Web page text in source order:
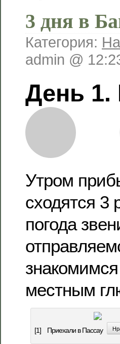
3 дня в
Категория:
admin @
День 1.
Утром
сходятся 3
погода
местным
[1] Приехали в Пассау